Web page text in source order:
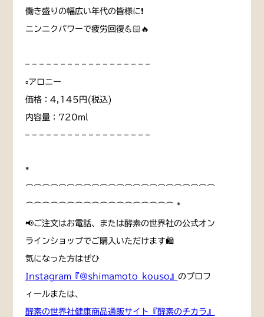
働き盛りの幅広い年代の皆様に❗️
ニンニクパワーで疲労回復💪🏻🔥
– – – – – – – – – – – – – – – – – –
▫️アロニー
価格：4,145円(税込)
内容量：720ml
– – – – – – – – – – – – – – – – – –
*
⌒⌒⌒⌒⌒⌒⌒⌒⌒⌒⌒⌒⌒⌒⌒⌒⌒⌒⌒⌒⌒⌒⌒
⌒⌒⌒⌒⌒⌒⌒⌒⌒⌒⌒⌒⌒⌒⌒⌒⌒⌒ *
📢ご注文はお電話、または酵素の世界社の公式オン
ラインショップでご購入いただけます🛍
気になった方はぜひ
Instagram『@shimamoto_kouso』 のプロフ
ィールまたは、
酵素の世界社健康商品通販サイト『酵素のチカラ』